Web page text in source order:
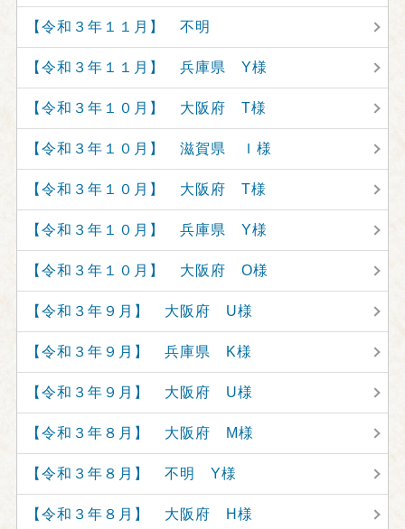
【令和３年１１月】 不明
【令和３年１１月】 兵庫県 Y様
【令和３年１０月】 大阪府 T様
【令和３年１０月】 滋賀県 Ｉ様
【令和３年１０月】 大阪府 T様
【令和３年１０月】 兵庫県 Y様
【令和３年１０月】 大阪府 O様
【令和３年９月】 大阪府 U様
【令和３年９月】 兵庫県 K様
【令和３年９月】 大阪府 U様
【令和３年８月】 大阪府 M様
【令和３年８月】 不明 Y様
【令和３年８月】 大阪府 H様